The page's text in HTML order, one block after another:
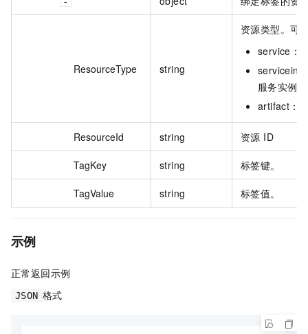
ResourceType string
资源类型。可
service：
服务实例。
artifact：
ResourceId string 资源 ID
TagKey string 标签键。
TagValue string 标签值。
示例
正常返回示例
JSON 格式